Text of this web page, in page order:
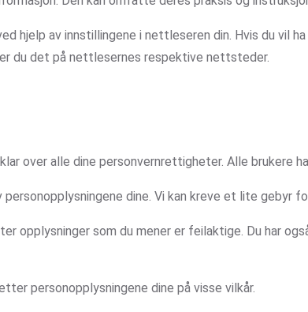
hjelp av innstillingene i nettleseren din. Hvis du vil
du det på nettlesernes respektive nettsteder.
over alle dine personvernrettigheter. Alle brukere
dine. Vi kan kreve et lite gebyr
opplysninger som du mener er feilaktige. Du har
personopplysningene dine på visse vilkår.